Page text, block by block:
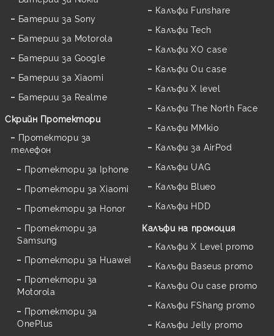
Батерии за Sony
Батерии за Motorola
Батерии за Google
Батерии за Xiaomi
Батерии за Realme
Скрийн Протектори
Протектори за
телефон
Протектори за Iphone
Протектори за Xiaomi
Протектори за Honor
Протектори за
Samsung
Протектори за Huawei
Протектори за
Motorola
Протектори за
OnePlus
Калъфи Funshare
Калъфи Tech
Калъфи XO case
Калъфи Ou case
Калъфи X level
Калъфи The North Face
Калъфи MMkio
Калъфи за AirPod
Калъфи UAG
Калъфи Blueo
Калъфи HDD
Калъфи на промоция
Калъфи X Level promo
Калъфи Baseus promo
Калъфи Ou case promo
Калъфи FShang promo
Калъфи Jelly promo